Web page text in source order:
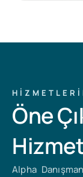
Öne
Alpha